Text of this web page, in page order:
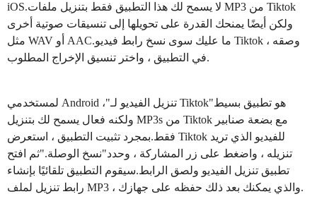
iOS.لا يسمح لك هذا التطبيق فقط بتنزيل ملفات MP3 من Tiktok
ولكن أيضًا يمنحك القدرة على تحويلها إلى تنسيقات صوتية أخرى
مثل WAV أو AAC.ما عليك سوى نسخ رابط فيديو Tiktok ، وصقه
في التطبيق ، واختر تنسيق الإخراج المطلوب.
لمستخدمي Android ،"تنزيل الفيديو لـ Tiktok"هو تطبيق بسيط
ولكنه فعال يسمح لك بتنزيل MP3s من Tiktok مع بضعة صنابير
فقط.بمجرد تثبيت التطبيق ، استعرض Tiktok للفيديو الذي تريد
تنزيله ، واضغط على زر المشاركة ، وحدد"نسخ الوصلة."ثم افتح
تطبيق تنزيل الفيديو ولصق الرابط.سيقوم التطبيق تلقائيًا بإنشاء
رابط تنزيل لملف MP3 ، والذي يمكنك بعد ذلك حفظه على جهازك.